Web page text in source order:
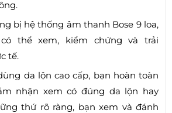
bị hệ thống âm thanh Bose 9 loa,
thể xem, kiểm chứng và trải
tế.
da lộn cao cấp, bạn hoàn toàn
nhận xem có đúng da lộn hay
thứ rõ ràng, bạn xem và đánh